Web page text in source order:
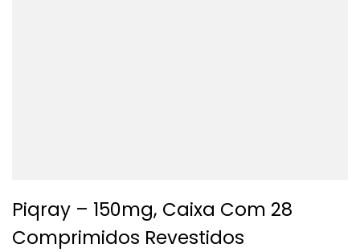
Piqray – 150mg, Caixa Com 28
Comprimidos Revestidos